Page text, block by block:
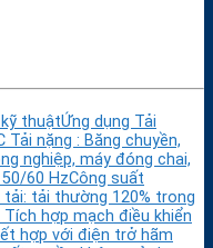
thuậtỨng dụng Tải
Tải nặng : Băng chuyền,
nghiệp, máy đóng chai,
50/60 HzCông suất
tải: tải thường 120% trong
hợp mạch điều khiển
hợp với điện trở hãm